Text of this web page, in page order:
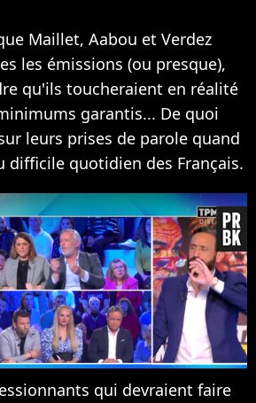
Maillet, Aabou et Verdez
les émissions (ou presque),
qu'ils toucheraient en réalité
garantis... De quoi
leurs prises de parole quand
difficile quotidien des Français.
qui devraient faire